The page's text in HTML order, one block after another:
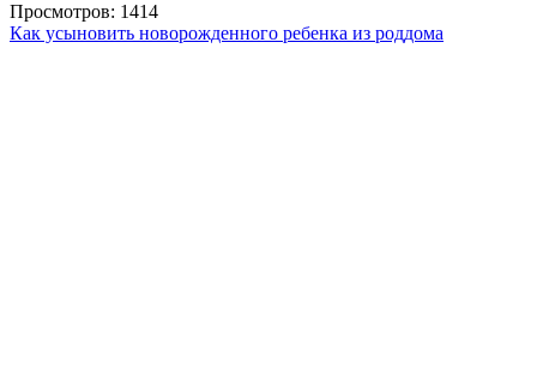
Просмотров: 1414
Как усыновить новорожденного ребенка из роддома